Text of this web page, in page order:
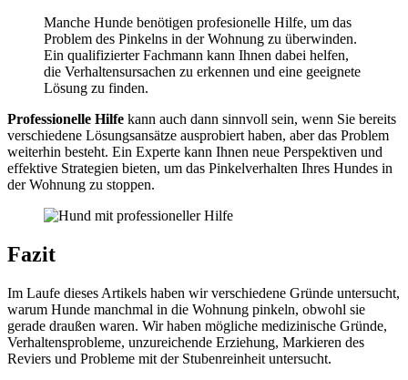
Manche Hunde benötigen profesionelle Hilfe, um das
Problem des Pinkelns in der Wohnung zu überwinden.
Ein qualifizierter Fachmann kann Ihnen dabei helfen,
die Verhaltensursachen zu erkennen und eine geeignete
Lösung zu finden.
Professionelle Hilfe kann auch dann sinnvoll sein, wenn Sie bereits
verschiedene Lösungsansätze ausprobiert haben, aber das Problem
weiterhin besteht. Ein Experte kann Ihnen neue Perspektiven und
effektive Strategien bieten, um das Pinkelverhalten Ihres Hundes in
der Wohnung zu stoppen.
Fazit
Im Laufe dieses Artikels haben wir verschiedene Gründe untersucht,
warum Hunde manchmal in die Wohnung pinkeln, obwohl sie
gerade draußen waren. Wir haben mögliche medizinische Gründe,
Verhaltensprobleme, unzureichende Erziehung, Markieren des
Reviers und Probleme mit der Stubenreinheit untersucht.